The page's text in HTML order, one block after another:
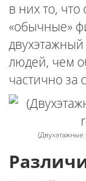
в них то,
«обычные»
людей, чем
частично за